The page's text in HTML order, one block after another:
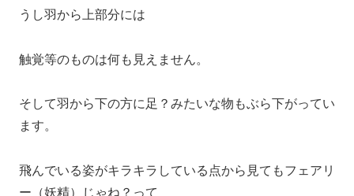
うし羽から上部分には
触覚等のものは何も見えません。
そして羽から下の方に足？みたいな物もぶら下がってい
ます。
飛んでいる姿がキラキラしている点から見てもフェアリ
ー（妖精）じゃね？って